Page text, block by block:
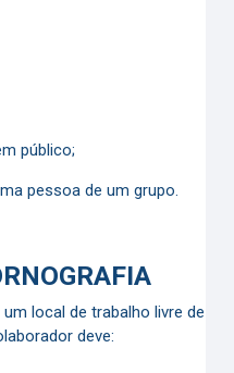
público;
pessoa de um grupo.
local de trabalho livre de
deve: